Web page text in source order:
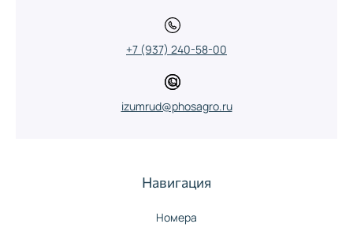
+7 (937) 240-58-00
izumrud@phosagro.ru
Навигация
Номера